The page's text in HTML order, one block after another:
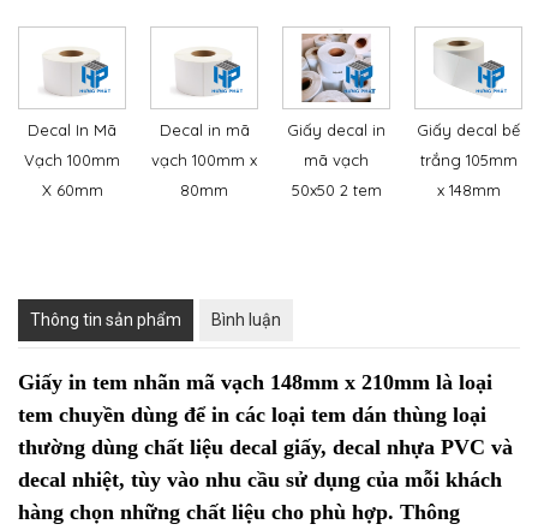
Decal In Mã
Vạch 100mm
X 60mm
Decal in mã
vạch 100mm x
80mm
Giấy decal in
mã vạch
50x50 2 tem
Giấy decal bế
trắng 105mm
x 148mm
Thông tin sản phẩm Bình luận
Giấy in tem nhãn mã vạch 148mm x 210mm là loại
tem chuyền dùng để in các loại tem dán thùng loại
thường dùng chất liệu decal giấy, decal nhựa PVC và
decal nhiệt, tùy vào nhu cầu sử dụng của mỗi khách
hàng chọn những chất liệu cho phù hợp. Thông
❄